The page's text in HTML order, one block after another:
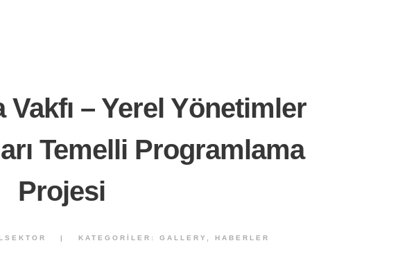
– Yerel Yönetimler
Temelli Programlama
Projesi
| KATEGORILER: GALLERY HABERLER